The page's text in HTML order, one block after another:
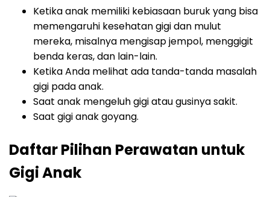
Ketika anak memiliki kebiasaan buruk yang bisa
memengaruhi kesehatan gigi dan mulut
mereka, misalnya mengisap jempol, menggigit
benda keras, dan lain-lain.
Ketika Anda melihat ada tanda-tanda masalah
gigi pada anak.
Saat anak mengeluh gigi atau gusinya sakit.
Saat gigi anak goyang.
Daftar Pilihan Perawatan untuk
Gigi Anak